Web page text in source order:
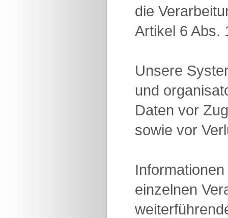
die
Artikel 6 Abs.
Unsere
und
Daten vor
sowie vor
einzelnen